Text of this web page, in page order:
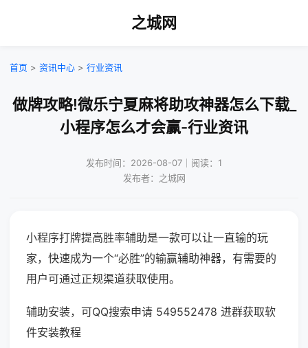
之城网
首页 > 资讯中心 > 行业资讯
做牌攻略!微乐宁夏麻将助攻神器怎么下载_
小程序怎么才会赢-行业资讯
发布时间：2026-08-07｜阅读：1
发布者：之城网
小程序打牌提高胜率辅助是一款可以让一直输的玩
家，快速成为一个“必胜”的输赢辅助神器，有需要的
用户可通过正规渠道获取使用。
辅助安装，可QQ搜索申请 549552478 进群获取软
件安装教程